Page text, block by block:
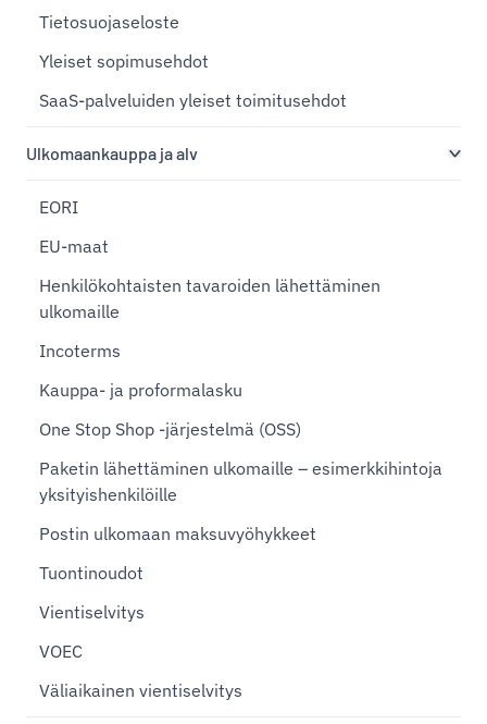
Tietosuojaseloste
Yleiset sopimusehdot
SaaS-palveluiden yleiset toimitusehdot
Ulkomaankauppa ja alv
EORI
EU-maat
Henkilökohtaisten tavaroiden lähettäminen
ulkomaille
Incoterms
Kauppa- ja proformalasku
One Stop Shop -järjestelmä (OSS)
Paketin lähettäminen ulkomaille – esimerkkihintoja
yksityishenkilöille
Postin ulkomaan maksuvyöhykkeet
Tuontinoudot
Vientiselvitys
VOEC
Väliaikainen vientiselvitys